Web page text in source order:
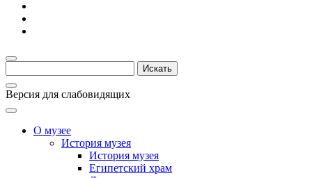
Версия для слабовидящих
О музее
История музея
История музея
Египетский храм